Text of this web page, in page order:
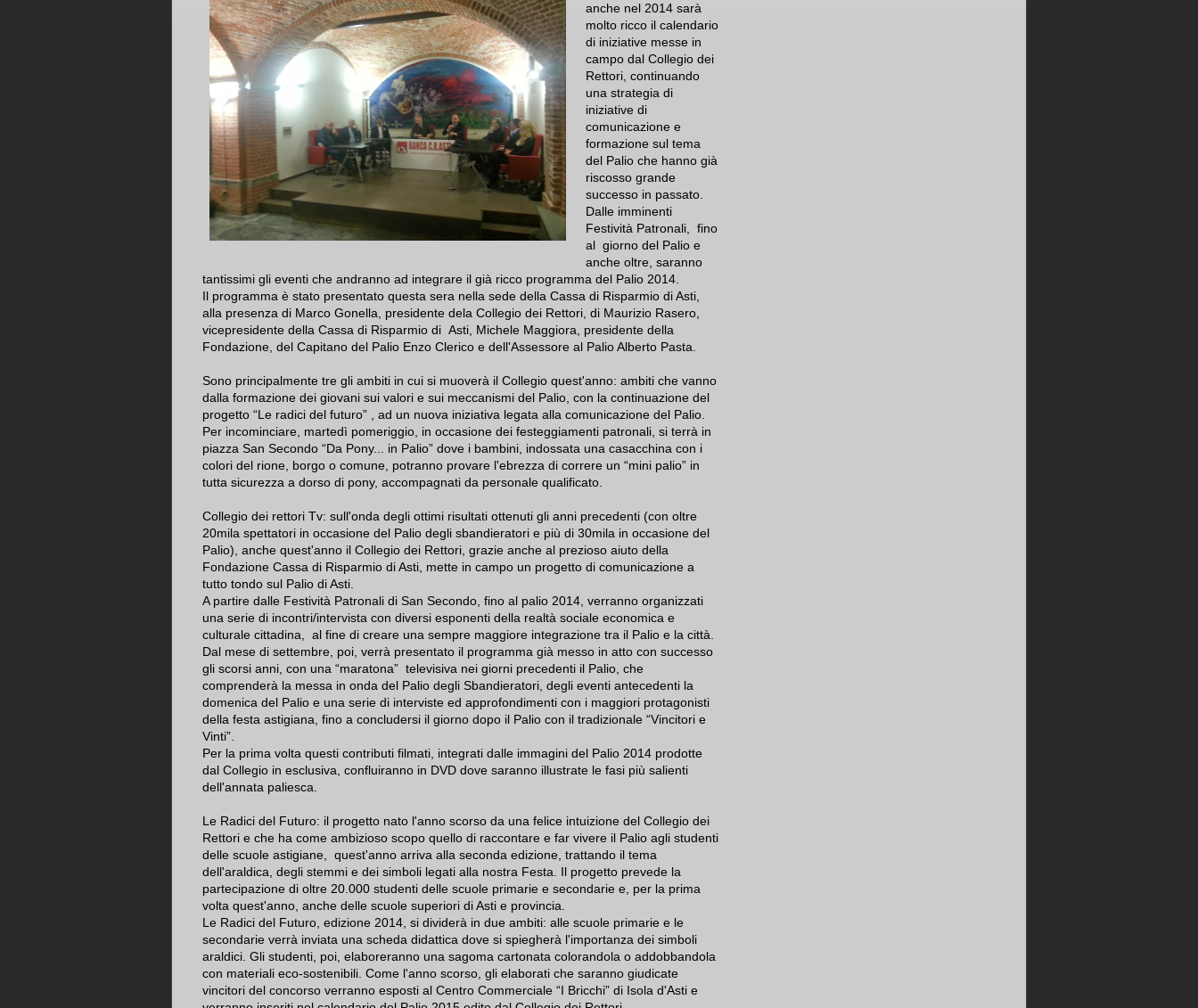
anche nel 2014 sarà
molto ricco il calendario
di iniziative messe in
campo dal Collegio dei
Rettori, continuando
una strategia di
iniziative di
comunicazione e
formazione sul tema
del Palio che hanno già
riscosso grande
successo in passato.
Dalle imminenti
Festività Patronali, fino
al giorno del Palio e
anche oltre, saranno
tantissimi gli eventi che andranno ad integrare il già ricco programma del Palio 2014.
Il programma è stato presentato questa sera nella sede della Cassa di Risparmio di Asti,
alla presenza di Marco Gonella, presidente dela Collegio dei Rettori, di Maurizio Rasero,
vicepresidente della Cassa di Risparmio di Asti, Michele Maggiora, presidente della
Fondazione, del Capitano del Palio Enzo Clerico e dell'Assessore al Palio Alberto Pasta.
Sono principalmente tre gli ambiti in cui si muoverà il Collegio quest'anno: ambiti che vanno
dalla formazione dei giovani sui valori e sui meccanismi del Palio, con la continuazione del
progetto “Le radici del futuro” , ad un nuova iniziativa legata alla comunicazione del Palio.
Per incominciare, martedì pomeriggio, in occasione dei festeggiamenti patronali, si terrà in
piazza San Secondo “Da Pony... in Palio” dove i bambini, indossata una casacchina con i
colori del rione, borgo o comune, potranno provare l'ebrezza di correre un “mini palio” in
tutta sicurezza a dorso di pony, accompagnati da personale qualificato.
Collegio dei rettori Tv: sull'onda degli ottimi risultati ottenuti gli anni precedenti (con oltre
20mila spettatori in occasione del Palio degli sbandieratori e più di 30mila in occasione del
Palio), anche quest'anno il Collegio dei Rettori, grazie anche al prezioso aiuto della
Fondazione Cassa di Risparmio di Asti, mette in campo un progetto di comunicazione a
tutto tondo sul Palio di Asti.
A partire dalle Festività Patronali di San Secondo, fino al palio 2014, verranno organizzati
una serie di incontri/intervista con diversi esponenti della realtà sociale economica e
culturale cittadina, al fine di creare una sempre maggiore integrazione tra il Palio e la città.
Dal mese di settembre, poi, verrà presentato il programma già messo in atto con successo
gli scorsi anni, con una “maratona” televisiva nei giorni precedenti il Palio, che
comprenderà la messa in onda del Palio degli Sbandieratori, degli eventi antecedenti la
domenica del Palio e una serie di interviste ed approfondimenti con i maggiori protagonisti
della festa astigiana, fino a concludersi il giorno dopo il Palio con il tradizionale “Vincitori e
Vinti”.
Per la prima volta questi contributi filmati, integrati dalle immagini del Palio 2014 prodotte
dal Collegio in esclusiva, confluiranno in DVD dove saranno illustrate le fasi più salienti
dell'annata paliesca.
Le Radici del Futuro: il progetto nato l'anno scorso da una felice intuizione del Collegio dei
Rettori e che ha come ambizioso scopo quello di raccontare e far vivere il Palio agli studenti
delle scuole astigiane, quest'anno arriva alla seconda edizione, trattando il tema
dell'araldica, degli stemmi e dei simboli legati alla nostra Festa. Il progetto prevede la
partecipazione di oltre 20.000 studenti delle scuole primarie e secondarie e, per la prima
volta quest'anno, anche delle scuole superiori di Asti e provincia.
Le Radici del Futuro, edizione 2014, si dividerà in due ambiti: alle scuole primarie e le
secondarie verrà inviata una scheda didattica dove si spiegherà l'importanza dei simboli
araldici. Gli studenti, poi, elaboreranno una sagoma cartonata colorandola o addobbandola
con materiali eco-sostenibili. Come l'anno scorso, gli elaborati che saranno giudicate
vincitori del concorso verranno esposti al Centro Commerciale “I Bricchi” di Isola d'Asti e